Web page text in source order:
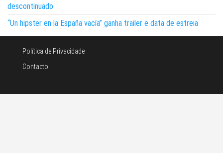
descontinuado
“Un hipster en la España vacía” ganha trailer e data de estreia
Política de Privacidade
Contacto